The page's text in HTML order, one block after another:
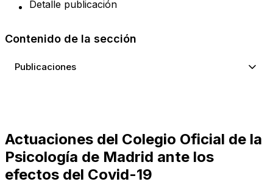
Detalle publicación
Contenido de la sección
Publicaciones
Actuaciones del Colegio Oficial de la
Psicología de Madrid ante los
efectos del Covid-19